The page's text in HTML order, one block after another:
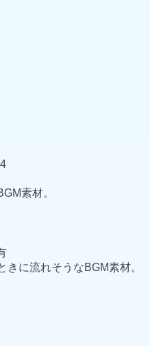
素材。
に流れそうなBGM素材。